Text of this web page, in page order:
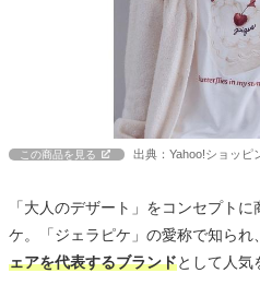
この商品を見る 出典：Yahoo!ショッピ
「大人のデザート」をコンセプト
ケ。「ジェラピケ」の愛称で知られ、
ェアを代表するブランドとして人気